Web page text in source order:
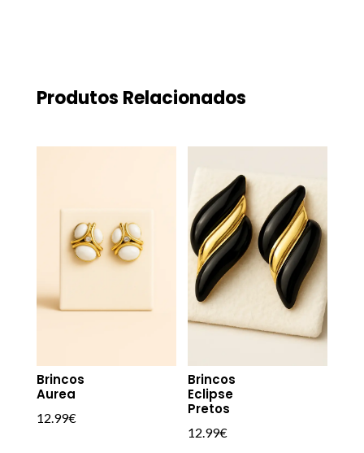
Produtos Relacionados
Brincos
Aurea
12.99€
Brincos
Eclipse
Pretos
12.99€